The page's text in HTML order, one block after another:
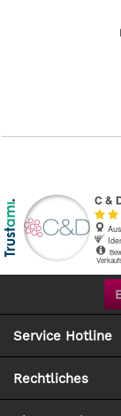
Service Hotline
Rechtliches